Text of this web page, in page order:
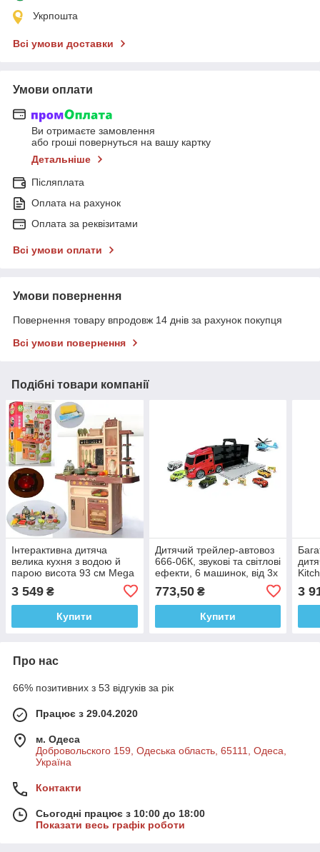
Укрпошта
Всі умови доставки
Умови оплати
Ви отримаєте замовлення
або гроші повернуться на вашу картку
Детальніше
Післяплата
Оплата на рахунок
Оплата за реквізитами
Всі умови оплати
Умови повернення
Повернення товару впродовж 14 днів за рахунок покупця
Всі умови повернення
Подібні товари компанії
Інтерактивна дитяча
велика кухня з водою й
парою висота 93 см Mega
3 549 ₴
Купити
Дитячий трейлер-автовоз
666-06К, звукові та світлові
ефекти, 6 машинок, від 3х
773,50₴
Купити
3
Про нас
66% позитивних з 53 відгуків за рік
Працює з 29.04.2020
м. Одеса
Добровольского 159, Одеська область, 65111, Одеса,
Україна
Контакти
Сьогодні працює з 10:00 до 18:00
Показати весь графік роботи